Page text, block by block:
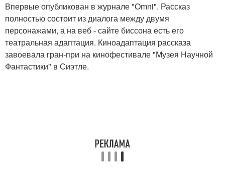
Впервые опубликован в журнале "Omni". Рассказ
полностью состоит из диалога между двумя
персонажами, а на веб - сайте биссона есть его
театральная адаптация. Киноадаптация рассказа
завоевала гран-при на кинофестивале "Музея Научной
Фантастики" в Сиэтле.